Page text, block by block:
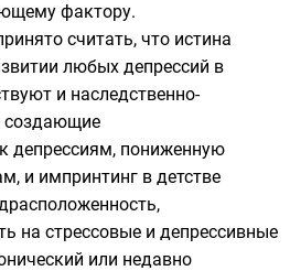
фактору.
считать, что истина
любых депрессий в
и наследственно-
создающие
депрессиям, пониженную
и импринтинг в детстве
на стрессовые и депрессивные
или недавно